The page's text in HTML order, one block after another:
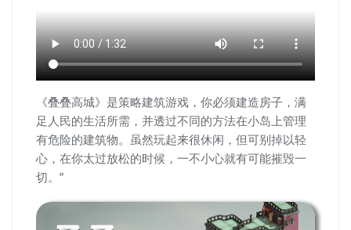
《叠叠高城》是策略建筑游戏，你必须建造房子，满
足人民的生活所需，并透过不同的方法在小岛上管理
有危险的建筑物。虽然玩起来很休闲，但可别掉以轻
心，在你太过放松的时候，一不小心就有可能摧毁一
切。”